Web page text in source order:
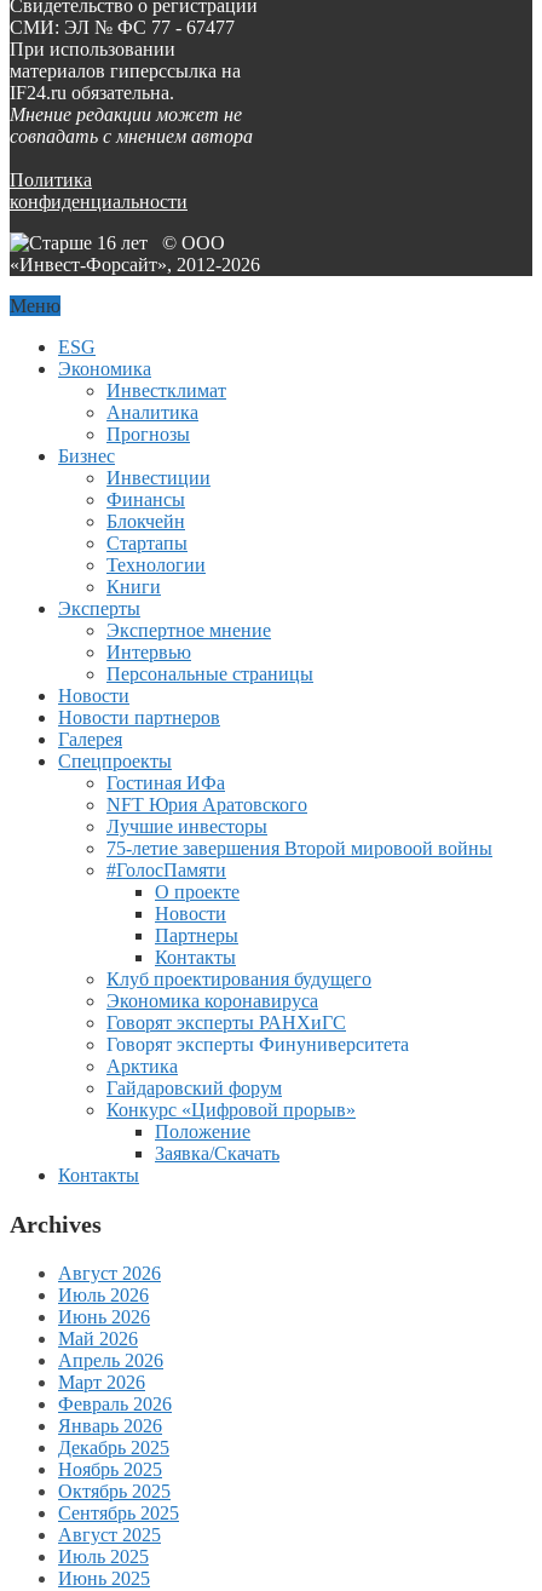
Свидетельство о регистрации
СМИ: ЭЛ № ФС 77 - 67477
При использовании
материалов гиперссылка на
IF24.ru обязательна.
Мнение редакции может не
совпадать с мнением автора
Политика
конфиденциальности
© ООО
«Инвест-Форсайт», 2012-2026
Меню
ESG
Экономика
Инвестклимат
Аналитика
Прогнозы
Бизнес
Инвестиции
Финансы
Блокчейн
Стартапы
Технологии
Книги
Эксперты
Экспертное мнение
Интервью
Персональные страницы
Новости
Новости партнеров
Галерея
Спецпроекты
Гостиная ИФа
NFT Юрия Аратовского
Лучшие инвесторы
75-летие завершения Второй мировоой войны
#ГолосПамяти
О проекте
Новости
Партнеры
Контакты
Клуб проектирования будущего
Экономика коронавируса
Говорят эксперты РАНХиГС
Говорят эксперты Финуниверситета
Арктика
Гайдаровский форум
Конкурс «Цифровой прорыв»
Положение
Заявка/Скачать
Контакты
Archives
Август 2026
Июль 2026
Июнь 2026
Май 2026
Апрель 2026
Март 2026
Февраль 2026
Январь 2026
Декабрь 2025
Ноябрь 2025
Октябрь 2025
Сентябрь 2025
Август 2025
Июль 2025
Июнь 2025